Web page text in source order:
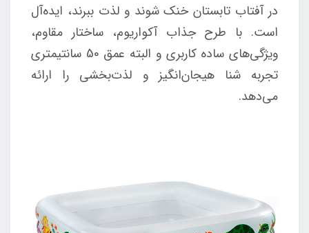
در آفتاب تابستان خنک شوند و لذت ببرند، ایده‌آل
است. با طرح جذاب آکواریوم، ساختار مقاوم،
ویژگی‌های ساده کاربری و البته عمق 50 سانتيمتری
تجربه شنا هیجان‌انگیز و لذت‌بخشی را ارائه
می‌دهد.